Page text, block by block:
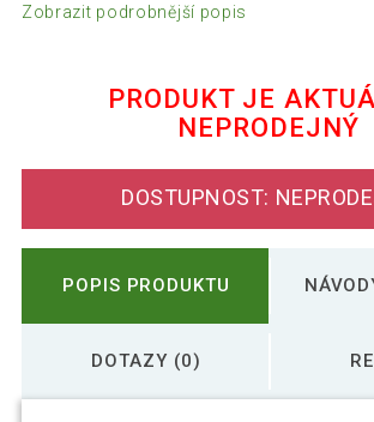
Zobrazit podrobnější popis
PRODUKT JE
NEPRODEJNÝ
DOSTUPNOST:
POPIS PRODUKTU
DOTAZY (0)